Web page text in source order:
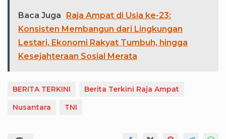
Baca Juga
Raja Ampat di Usia ke-23:
Konsisten Membangun dari Lingkungan
Lestari, Ekonomi Rakyat Tumbuh, hingga
Kesejahteraan Sosial Merata
BERITA TERKINI
Berita Terkini Raja Ampat
Nusantara
TNI